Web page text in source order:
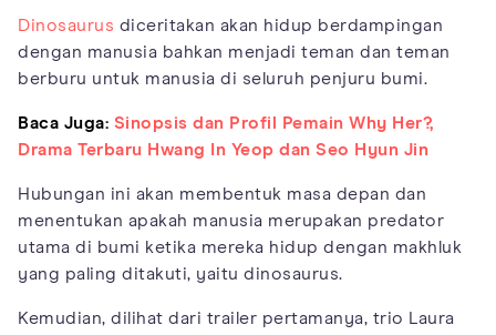
Dinosaurus diceritakan akan hidup berdampingan
dengan manusia bahkan menjadi teman dan teman
berburu untuk manusia di seluruh penjuru bumi.
Baca Juga: Sinopsis dan Profil Pemain Why Her?,
Drama Terbaru Hwang In Yeop dan Seo Hyun Jin
Hubungan ini akan membentuk masa depan dan
menentukan apakah manusia merupakan predator
utama di bumi ketika mereka hidup dengan makhluk
yang paling ditakuti, yaitu dinosaurus.
Kemudian, dilihat dari trailer pertamanya, trio Laura